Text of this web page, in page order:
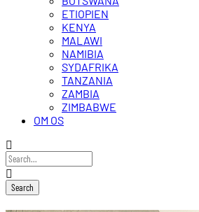
ETIOPIEN
KENYA
MALAWI
NAMIBIA
SYDAFRIKA
TANZANIA
ZAMBIA
ZIMBABWE
OM OS